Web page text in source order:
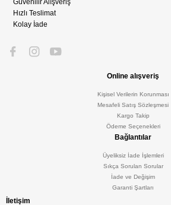
Güvenilir Alışveriş
Hızlı Teslimat
Kolay İade
Online alışveriş
Kişisel Verilerin Korunması
Mesafeli Satış Sözleşmesi
Kargo Takip
Ödeme Seçenekleri
Bağlantılar
Üyeliksiz İade İşlemleri
Sıkça Sorulan Sorular
İade ve Değişim
Garanti Şartları
İletişim